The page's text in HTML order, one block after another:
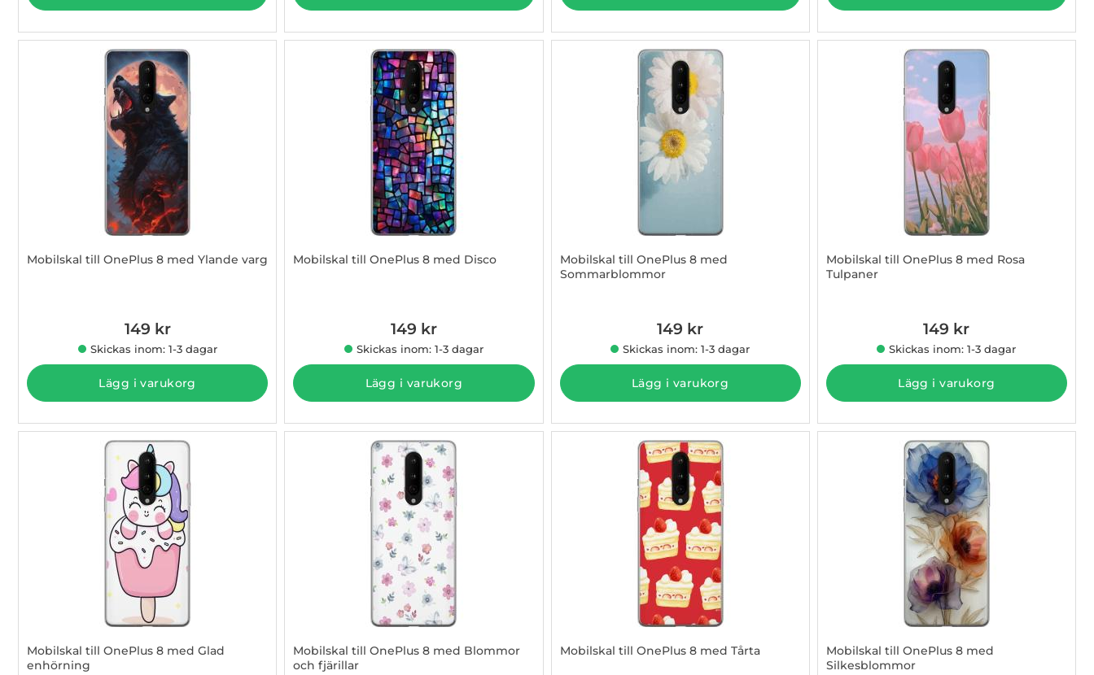
Mobilskal till OnePlus 8 med Ylande varg
149 kr
Skickas inom: 1-3 dagar
Lägg i varukorg
Mobilskal till OnePlus 8 med Disco
149 kr
Skickas inom: 1-3 dagar
Lägg i varukorg
Mobilskal till OnePlus 8 med
Sommarblommor
149 kr
Skickas inom: 1-3 dagar
Lägg i varukorg
Mobilskal till OnePlus 8 med Rosa
Tulpaner
149 kr
Skickas inom: 1-3 dagar
Lägg i varukorg
Mobilskal till OnePlus 8 med Glad
enhörning
Mobilskal till OnePlus 8 med Blommor
och fjärillar
Mobilskal till OnePlus 8 med Tårta
Mobilskal till OnePlus 8 med
Silkesblommor